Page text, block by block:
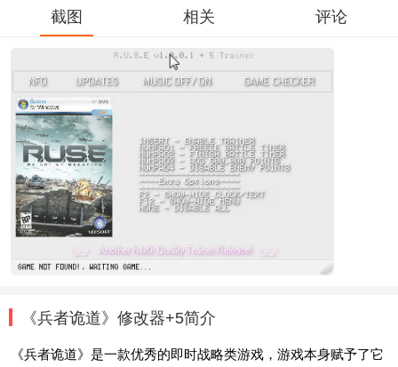
截图 相关 评论
《兵者诡道》修改器+5简介
《兵者诡道》是一款优秀的即时战略类游戏，游戏本身赋予了它